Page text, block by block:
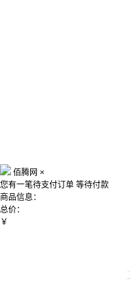
佰腾网 ×
您有一笔待支付订单 等待付款
商品信息：
总价：
￥